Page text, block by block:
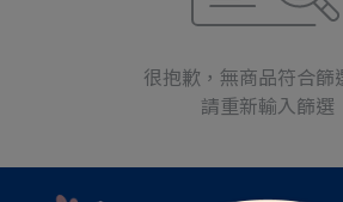
很抱歉，無商品符合篩
請重新輸入篩選